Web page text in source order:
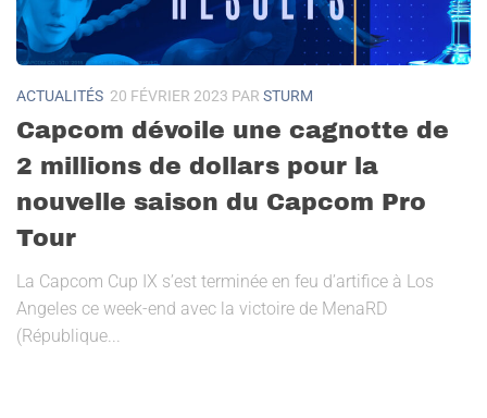
ACTUALITÉS 20 FÉVRIER 2023 PAR STURM
Capcom dévoile une cagnotte de
2 millions de dollars pour la
nouvelle saison du Capcom Pro
Tour
La Capcom Cup IX s’est terminée en feu d’artifice à Los
Angeles ce week-end avec la victoire de MenaRD
(République...